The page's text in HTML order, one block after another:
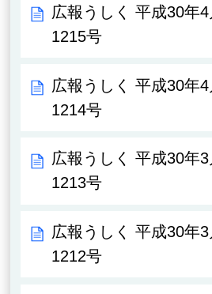
広報うしく 平成30年
1215号
広報うしく 平成30年
1214号
広報うしく 平成30年
1213号
広報うしく 平成30年
1212号